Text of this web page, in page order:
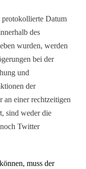
Datum
des
wurden, werden
bei der
und
der
an einer rechtzeitigen
sind weder die
Twitter
muss der